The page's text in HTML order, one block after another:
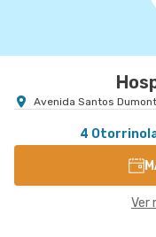
Avenida Santos
4
Ver